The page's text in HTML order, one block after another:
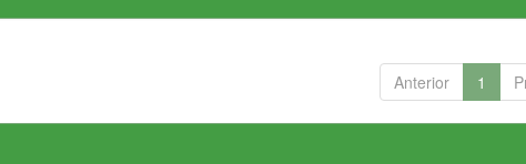
Anterior 1